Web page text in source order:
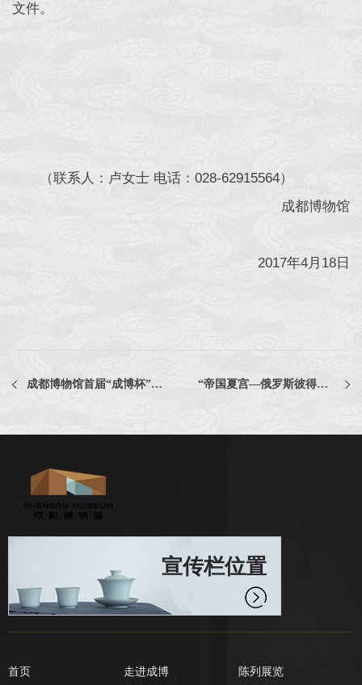
文件。
（联系人：卢女士 电话：028-62915564）
成都博物馆
2017年4月18日
成都博物馆首届“成博杯”文化产品创意设计大赛入围名单公告 “帝国夏宫—俄罗斯彼得霍夫国家博物馆藏文物特展文创产品设计服务”项目比选公告
宣传栏位置
首页 走进成博 陈列展览